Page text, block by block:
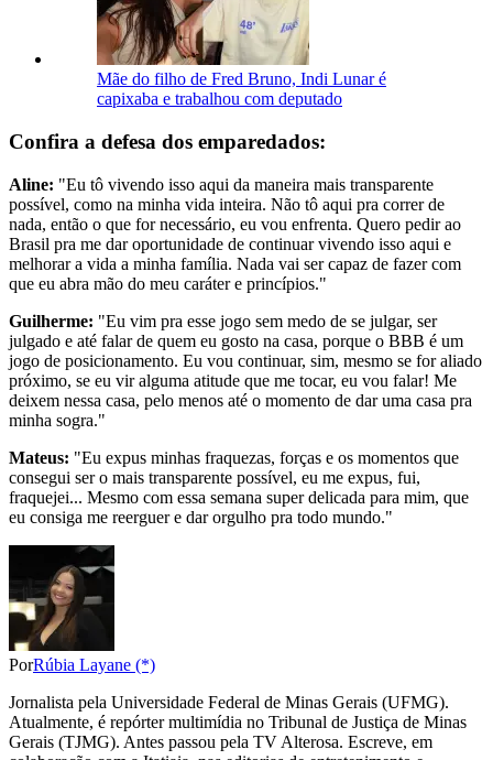
Mãe do filho de Fred Bruno, Indi Lunar é
capixaba e trabalhou com deputado
Confira a defesa dos emparedados:
Aline: "Eu tô vivendo isso aqui da maneira mais transparente
possível, como na minha vida inteira. Não tô aqui pra correr de
nada, então o que for necessário, eu vou enfrenta. Quero pedir ao
Brasil pra me dar oportunidade de continuar vivendo isso aqui e
melhorar a vida a minha família. Nada vai ser capaz de fazer com
que eu abra mão do meu caráter e princípios."
Guilherme: "Eu vim pra esse jogo sem medo de se julgar, ser
julgado e até falar de quem eu gosto na casa, porque o BBB é um
jogo de posicionamento. Eu vou continuar, sim, mesmo se for aliado
próximo, se eu vir alguma atitude que me tocar, eu vou falar! Me
deixem nessa casa, pelo menos até o momento de dar uma casa pra
minha sogra."
Mateus: "Eu expus minhas fraquezas, forças e os momentos que
consegui ser o mais transparente possível, eu me expus, fui,
fraquejei... Mesmo com essa semana super delicada para mim, que
eu consiga me reerguer e dar orgulho pra todo mundo."
PorRúbia Layane (*)
Jornalista pela Universidade Federal de Minas Gerais (UFMG).
Atualmente, é repórter multimídia no Tribunal de Justiça de Minas
Gerais (TJMG). Antes passou pela TV Alterosa. Escreve, em